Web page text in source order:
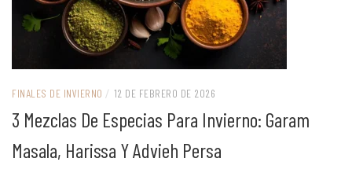
FINALES DE INVIERNO / 12 DE FEBRERO DE 2026
3 Mezclas De Especias Para Invierno: Garam
Masala, Harissa Y Advieh Persa